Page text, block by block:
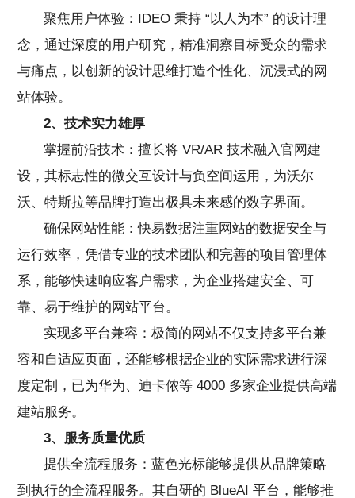
聚焦用户体验：IDEO 秉持 “以人为本” 的设计理
念，通过深度的用户研究，精准洞察目标受众的需求
与痛点，以创新的设计思维打造个性化、沉浸式的网
站体验。
2、技术实力雄厚
掌握前沿技术：擅长将 VR/AR 技术融入官网建
设，其标志性的微交互设计与负空间运用，为沃尔
沃、特斯拉等品牌打造出极具未来感的数字界面。
确保网站性能：快易数据注重网站的数据安全与
运行效率，凭借专业的技术团队和完善的项目管理体
系，能够快速响应客户需求，为企业搭建安全、可
靠、易于维护的网站平台。
实现多平台兼容：极简的网站不仅支持多平台兼
容和自适应页面，还能够根据企业的实际需求进行深
度定制，已为华为、迪卡侬等 4000 多家企业提供高端
建站服务。
3、服务质量优质
提供全流程服务：蓝色光标能够提供从品牌策略
到执行的全流程服务。其自研的 BlueAI 平台，能够推